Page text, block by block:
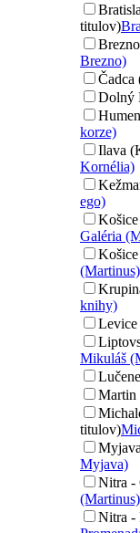
titulov)
Brezno)
Čadca
Dolný
korze)
Ilava
Kornélia)
ego)
Galéria
(Martinus)
knihy)
Mikuláš
Martin
titulov)
Myjava)
Nitra -
(Martinus)
Nitra -